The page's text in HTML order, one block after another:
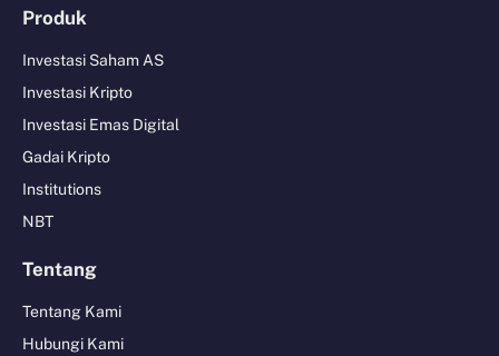
Produk
Investasi Saham AS
Investasi Kripto
Investasi Emas Digital
Gadai Kripto
Institutions
NBT
Tentang
Tentang Kami
Hubungi Kami